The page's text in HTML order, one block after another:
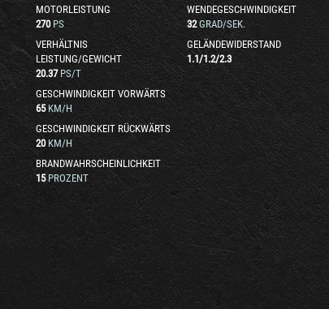
MOTORLEISTUNG
270 PS
VERHÄLTNIS
LEISTUNG/GEWICHT
20.37 PS/T
GESCHWINDIGKEIT VORWÄRTS
65 KM/H
GESCHWINDIGKEIT RÜCKWÄRTS
20 KM/H
BRANDWAHRSCHEINLICHKEIT
15 PROZENT
WENDEGESCHWINDIGKEIT
32 GRAD/SEK.
GELÄNDEWIDERSTAND
1.1/1.2/2.3